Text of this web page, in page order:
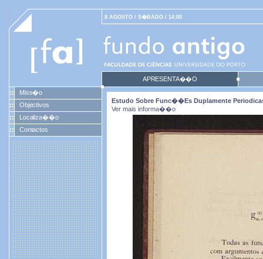
8 AGOSTO / S�BADO / 14:00
APRESENTA��O
Miss�o
Objectivos
Localiza��o
Contactos
Estudo Sobre Func��es Duplamente
Ver mais informa��o